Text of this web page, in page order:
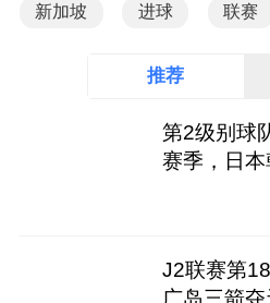
新加坡 进球 联赛
推荐
第2级别球
赛季，日
J2联赛第
广岛三箭